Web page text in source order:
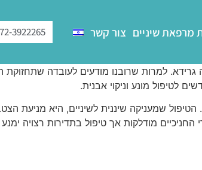
מרפאת שיניים צור קשר 3922265
למרות שרובנו מודעים לעובדה שתחזוקת
לטיפול מונע וניקוי אבנית.
שמעניקה שיננית לשיניים, היא מניעת
מודלקות אך טיפול בתדירות רצויה